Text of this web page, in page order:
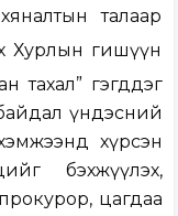
талаар
Хурлын гишүүн
тахал” гэгддэг
байдал үндэсний
хүрсэн
бэхжүүлэх,
цагдаа